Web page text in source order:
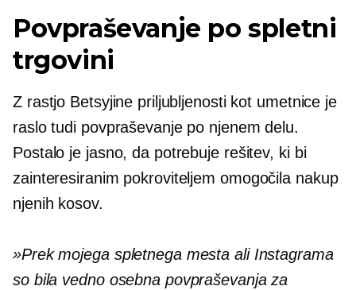
Povpraševanje po spletni
trgovini
Z rastjo Betsyjine priljubljenosti kot umetnice je
raslo tudi povpraševanje po njenem delu.
Postalo je jasno, da potrebuje rešitev, ki bi
zainteresiranim pokroviteljem omogočila nakup
njenih kosov.
»Prek mojega spletnega mesta ali Instagrama
so bila vedno osebna povpraševanja za